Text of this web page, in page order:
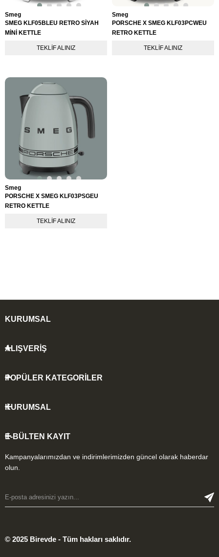
TEKLIF ALINIZ
Smeg
SMEG KLF05BLEU RETRO SİYAH
MİNİ KETTLE
TEKLIF ALINIZ
Smeg
PORSCHE X SMEG KLF03PCWEU
RETRO KETTLE
TEKLIF ALINIZ
Smeg
PORSCHE X SMEG KLF03PSGEU
RETRO KETTLE
KURUMSAL
ALIŞVERİŞ
POPÜLER KATEGORİLER
KURUMSAL
E-BÜLTEN KAYIT
Kampanyalarımızdan ve indirimlerimizden güncel olarak haberdar
olun.
© 2025 Birevde - Tüm hakları saklıdır.